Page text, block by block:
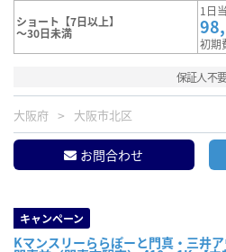
ショート【7日以上】
～30日未満
1日
初期
保証人不
大阪府 大阪市北区
お問合わせ
キャンペーン
Kマンスリーららぽーと門真・三井